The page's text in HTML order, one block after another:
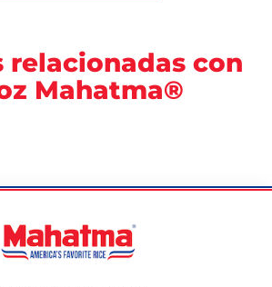
relacionadas con
Mahatma®